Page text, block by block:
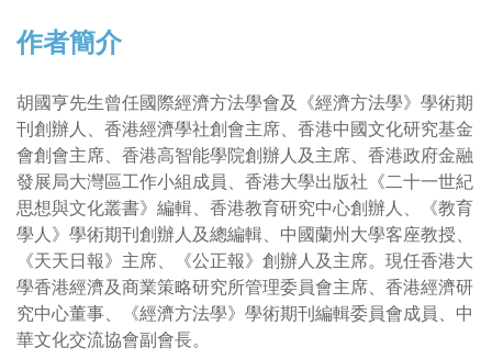
作者簡介
胡國亨先生曾任國際經濟方法學會及《經濟方法學》學術期
刊創辦人、香港經濟學社創會主席、香港中國文化研究基金
會創會主席、香港高智能學院創辦人及主席、香港政府金融
發展局大灣區工作小組成員、香港大學出版社《二十一世紀
思想與文化叢書》編輯、香港教育研究中心創辦人、《教育
學人》學術期刊創辦人及總編輯、中國蘭州大學客座教授、
《天天日報》主席、《公正報》創辦人及主席。現任香港大
學香港經濟及商業策略研究所管理委員會主席、香港經濟研
究中心董事、《經濟方法學》學術期刊編輯委員會成員、中
華文化交流協會副會長。